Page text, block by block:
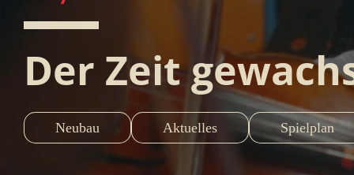
Der Zeit
Neubau Aktuelles Spielplan